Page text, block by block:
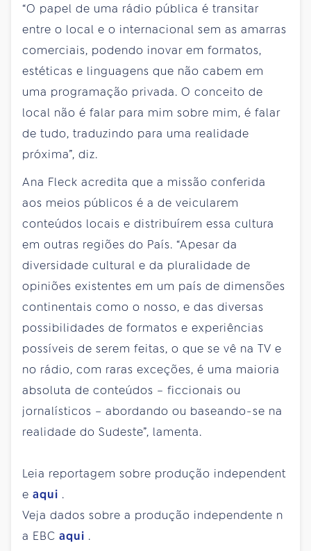
“O papel de uma rádio pública é transitar
entre o local e o internacional sem as amarras
comerciais, podendo inovar em formatos,
estéticas e linguagens que não cabem em
uma programação privada. O conceito de
local não é falar para mim sobre mim, é falar
de tudo, traduzindo para uma realidade
próxima”, diz.
Ana Fleck acredita que a missão conferida
aos meios públicos é a de veicularem
conteúdos locais e distribuírem essa cultura
em outras regiões do País. “Apesar da
diversidade cultural e da pluralidade de
opiniões existentes em um país de dimensões
continentais como o nosso, e das diversas
possibilidades de formatos e experiências
possíveis de serem feitas, o que se vê na TV e
no rádio, com raras exceções, é uma maioria
absoluta de conteúdos – ficcionais ou
jornalísticos – abordando ou baseando-se na
realidade do Sudeste”, lamenta.
Leia reportagem sobre produção independent
e aqui .
Veja dados sobre a produção independente n
a EBC aqui .